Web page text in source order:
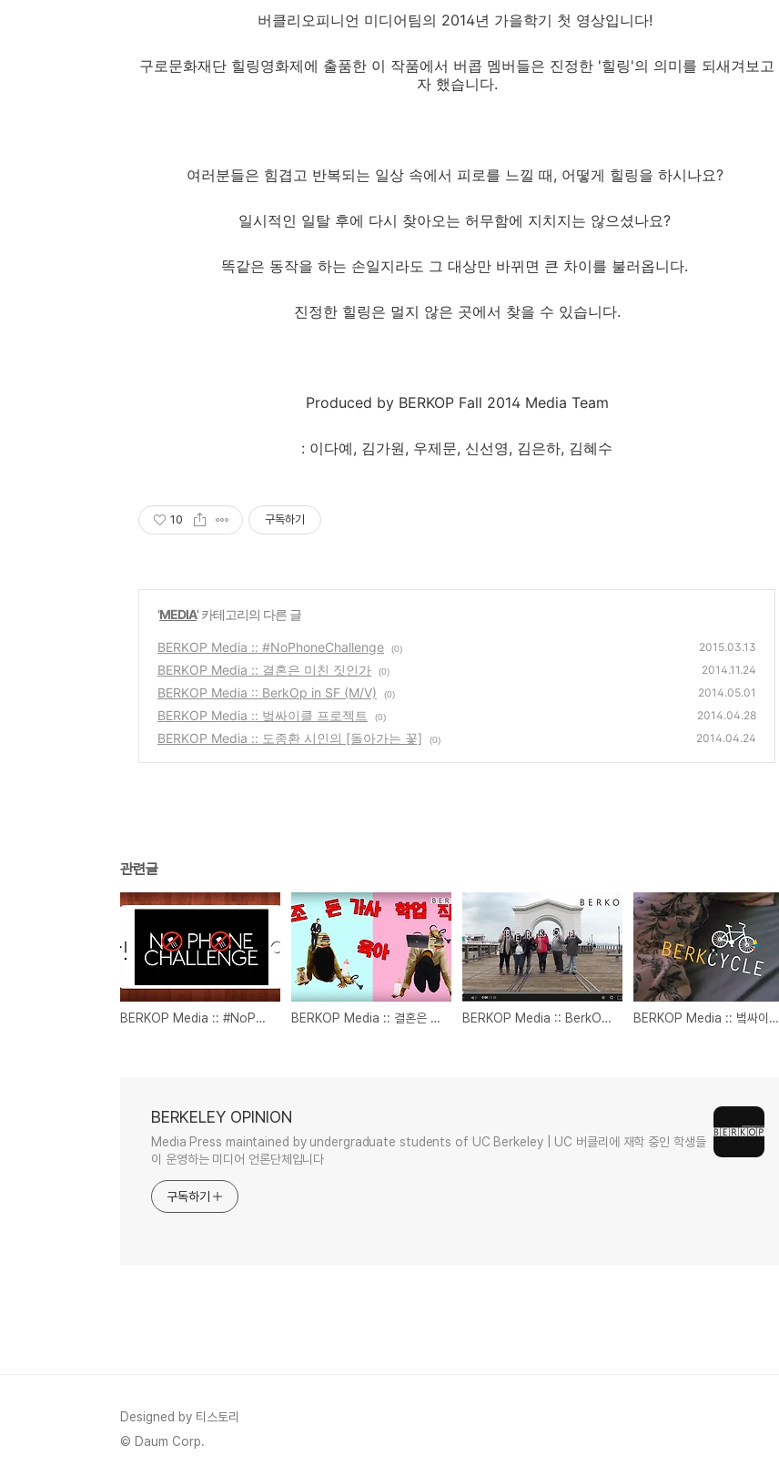
버클리오피니언 미디어팀의 2014년 가을학기 첫 영상입니다!
구로문화재단 힐링영화제에 출품한 이 작품에서 버콥 멤버들은 진정한 '힐링'의 의미를 되새겨보고
자 했습니다.
여러분들은 힘겹고 반복되는 일상 속에서 피로를 느낄 때, 어떻게 힐링을 하시나요?
일시적인 일탈 후에 다시 찾아오는 허무함에 지치지는 않으셨나요?
똑같은 동작을 하는 손일지라도 그 대상만 바뀌면 큰 차이를 불러옵니다.
진정한 힐링은 멀지 않은 곳에서 찾을 수 있습니다.
Produced by BERKOP Fall 2014 Media Team
: 이다예, 김가원, 우제문, 신선영, 김은하, 김혜수
10 구독하기
'MEDIA' 카테고리의 다른 글
BERKOP Media :: #NoPhoneChallenge (0) 2015.03.13
BERKOP Media :: 결혼은 미친 짓인가 (0) 2014.11.24
BERKOP Media :: BerkOp in SF (M/V) (0) 2014.05.01
BERKOP Media :: 벜싸이클 프로젝트 (0) 2014.04.28
BERKOP Media :: 도종환 시인의 [돌아가는 꽃] (0) 2014.04.24
관련글
BERKOP Media :: #NoPhoneChallenge BERKOP Media :: 결혼은 미친 짓인가 BERKOP Media :: BerkOp in SF (M/V) BERKOP Media :: 벜싸이클 프로젝트
BERKELEY OPINION
Media Press maintained by undergraduate students of UC Berkeley | UC 버클리에 재학 중인 학생들
이 운영하는 미디어 언론단체입니다
구독하기
Designed by 티스토리
© Daum Corp.